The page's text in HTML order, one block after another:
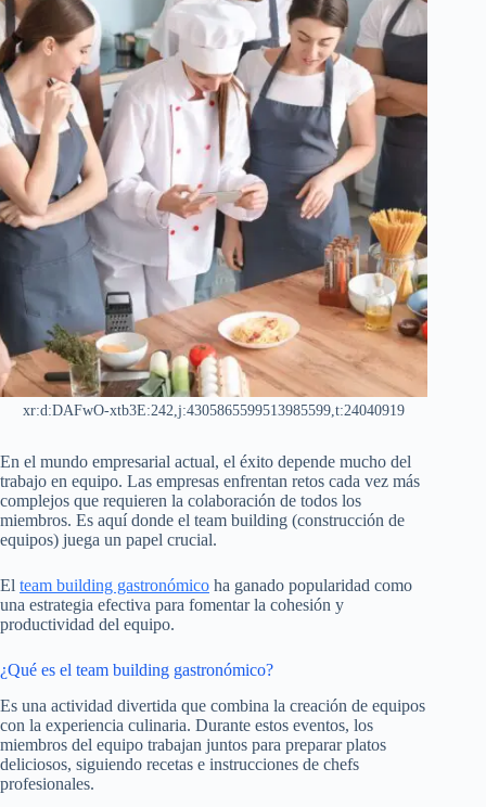
xr:d:DAFwO-xtb3E:242,j:4305865599513985599,t:24040919
En el mundo empresarial actual, el éxito depende mucho del
trabajo en equipo. Las empresas enfrentan retos cada vez más
complejos que requieren la colaboración de todos los
miembros. Es aquí donde el team building (construcción de
equipos) juega un papel crucial.
El team building gastronómico ha ganado popularidad como
una estrategia efectiva para fomentar la cohesión y
productividad del equipo.
¿Qué es el team building gastronómico?
Es una actividad divertida que combina la creación de equipos
con la experiencia culinaria. Durante estos eventos, los
miembros del equipo trabajan juntos para preparar platos
deliciosos, siguiendo recetas e instrucciones de chefs
profesionales.